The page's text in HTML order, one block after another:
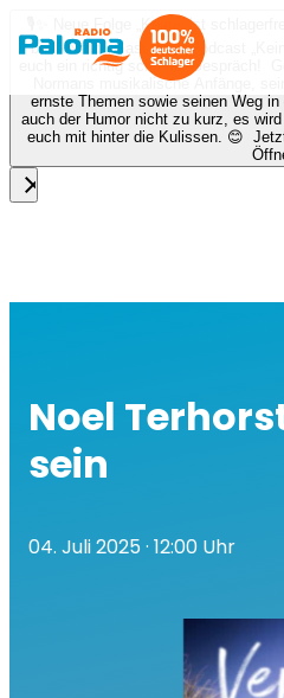
🎙️✨ Neue Folge „Keiner ist
bei Nora zu Gast beim Podcast
euch ein richtig schönes Gespräch!
Normans musikalische Anfänge,
ernste Themen sowie seinen Weg
auch der Humor nicht zu kurz, es
euch mit hinter die Kulissen. 😊
close
Noel
sein
04. Juli 2025· 12:00 Uhr